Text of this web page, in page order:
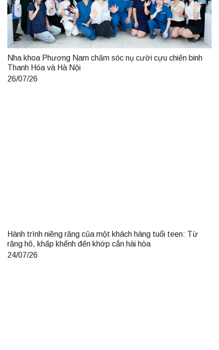
Nha khoa Phương Nam chăm sóc nụ cười cựu chiến binh
Thanh Hóa và Hà Nội
26/07/26
Hành trình niềng răng của một khách hàng tuổi teen: Từ
răng hô, khấp khểnh đến khớp cắn hài hòa
24/07/26